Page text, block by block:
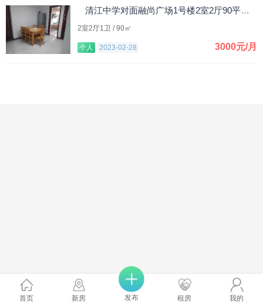
清江中学对面融尚广场1号楼2室2厅90平米，整租。
2室2厅1卫 / 90㎡
个人 2023-02-28 3000元/月
首页 新房 发布 租房 我的